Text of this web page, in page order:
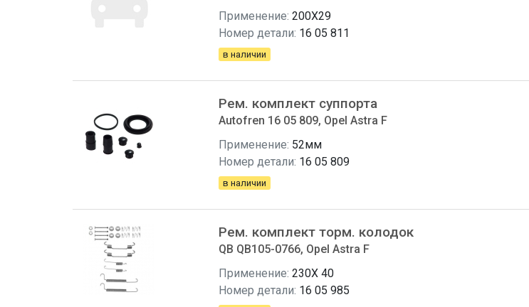
Применение: 200X29
Номер детали: 16 05 811
в наличии
Рем. комплект суппорта
Autofren 16 05 809, Opel Astra F
Применение: 52мм
Номер детали: 16 05 809
в наличии
Рем. комплект торм. колодок
QB QB105-0766, Opel Astra F
Применение: 230X 40
Номер детали: 16 05 985